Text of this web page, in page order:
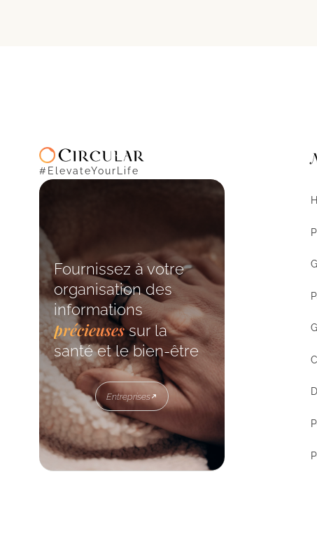
#ElevateYourLife
Fournissez à votre
organisation des
informations
précieusessur la
santé et le bien-être
Entreprises
Entreprises